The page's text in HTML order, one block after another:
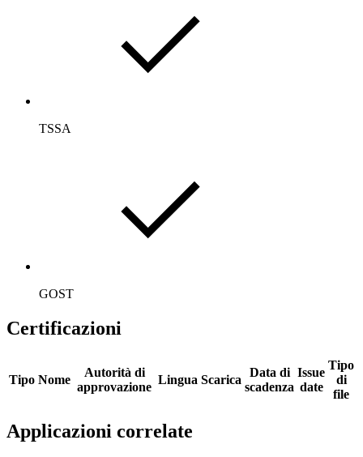
TSSA
GOST
Certificazioni
Tipo Nome
Autorità di
approvazione
Lingua Scarica
Data di
scadenza
Issue
date
Tipo
di
file
Applicazioni correlate